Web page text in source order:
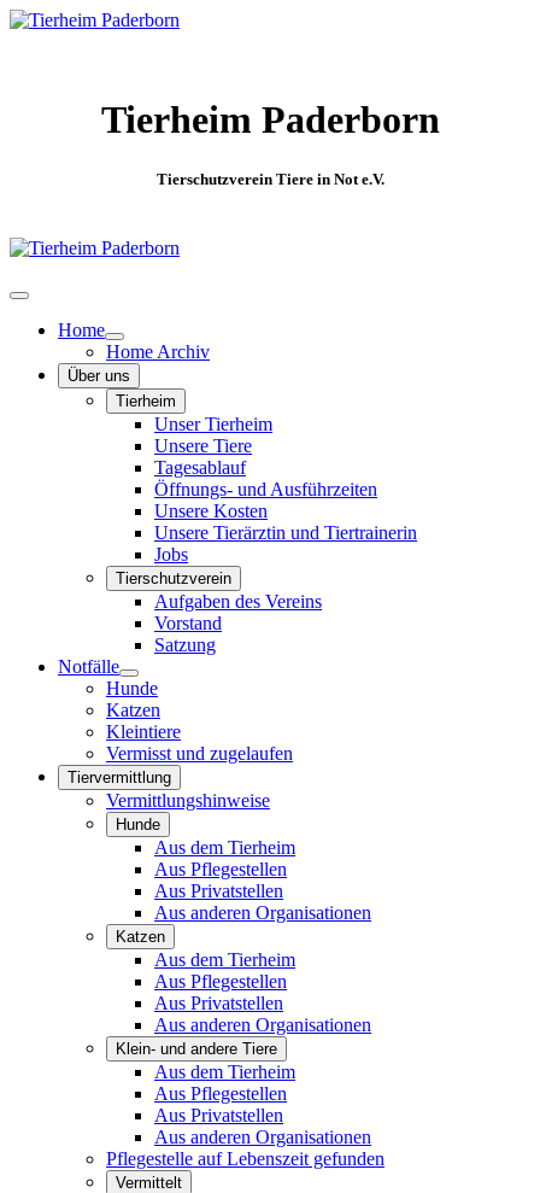
Tierheim Paderborn
Tierschutzverein Tiere in Not e.V.
Home
Home Archiv
Über uns
Tierheim
Unser Tierheim
Unsere Tiere
Tagesablauf
Öffnungs- und Ausführzeiten
Unsere Kosten
Unsere Tierärztin und Tiertrainerin
Jobs
Tierschutzverein
Aufgaben des Vereins
Vorstand
Satzung
Notfälle
Hunde
Katzen
Kleintiere
Vermisst und zugelaufen
Tiervermittlung
Vermittlungshinweise
Hunde
Aus dem Tierheim
Aus Pflegestellen
Aus Privatstellen
Aus anderen Organisationen
Katzen
Aus dem Tierheim
Aus Pflegestellen
Aus Privatstellen
Aus anderen Organisationen
Klein- und andere Tiere
Aus dem Tierheim
Aus Pflegestellen
Aus Privatstellen
Aus anderen Organisationen
Pflegestelle auf Lebenszeit gefunden
Vermittelt